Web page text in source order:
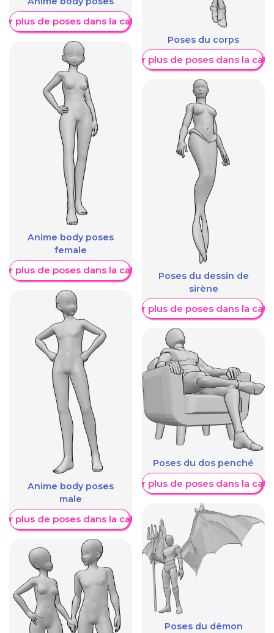
plus de poses dans la catégorie
Anime body poses
female
plus de poses dans la catégorie
Anime body poses
male
plus de poses dans la catégorie
Poses du corps
Afficher plus de poses dans la
Poses du dessin de
sirène
Afficher plus de poses dans la
Poses du dos penché
Afficher plus de poses dans la
Poses du démon